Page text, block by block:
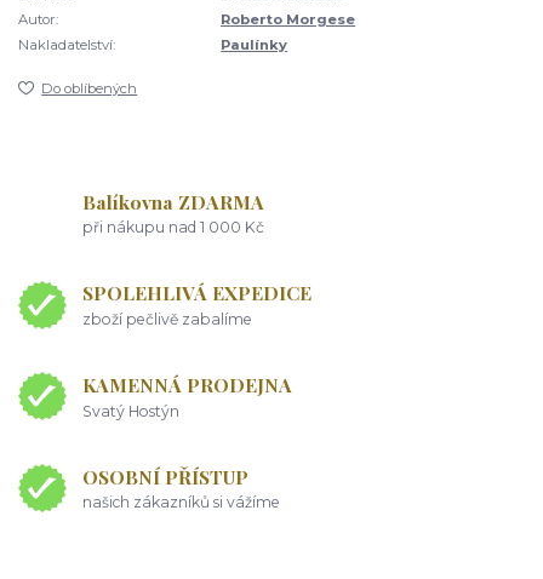
Autor:
Roberto Morgese
Nakladatelství:
Paulínky
Do oblíbených
Balíkovna ZDARMA
při nákupu nad 1 000 Kč
SPOLEHLIVÁ EXPEDICE
zboží pečlivě zabalíme
KAMENNÁ PRODEJNA
Svatý Hostýn
OSOBNÍ PŘÍSTUP
našich zákazníků si vážíme